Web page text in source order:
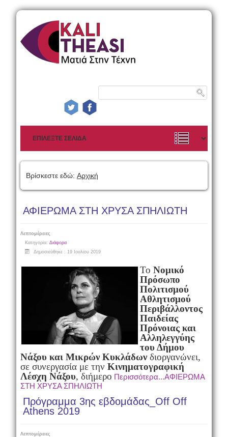
Βρίσκεστε εδώ: Αρχική
ΑΦΙΕΡΩΜΑ ΣΤΗ ΧΡΥΣΑ ΣΠΗΛΙΩΤΗ
Λεπτομέρειες
Κατηγορία: Διάφορα
Δημοσιεύθηκε : 19 Ιουλίου 2019
Το Νομικό
Πρόσωπο
Πολιτισμού
Αθλητισμού
Περιβάλλοντος
Παιδείας
Πρόνοιας και
Αλληλεγγύης
του Δήμου
Νάξου και Μικρών Κυκλάδωνδιοργανώνει,
σε συνεργασία με την Κινηματογραφική
Λέσχη Νάξου, διήμερο Περισσότερα...ΑΦΙΕΡΩΜΑ
ΣΤΗ ΧΡΥΣΑ ΣΠΗΛΙΩΤΗ
Πρόγραμμα 3ης εβδομάδας_Off Off
Athens 2019
Λεπτομέρειες